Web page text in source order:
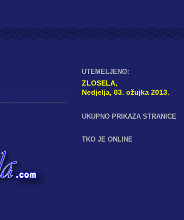
UTEMELJENO:
ZLOSELA,
Nedjelja, 03. ožujka 2013.
UKUPNO PRIKAZA STRANICE
TKO JE ONLINE